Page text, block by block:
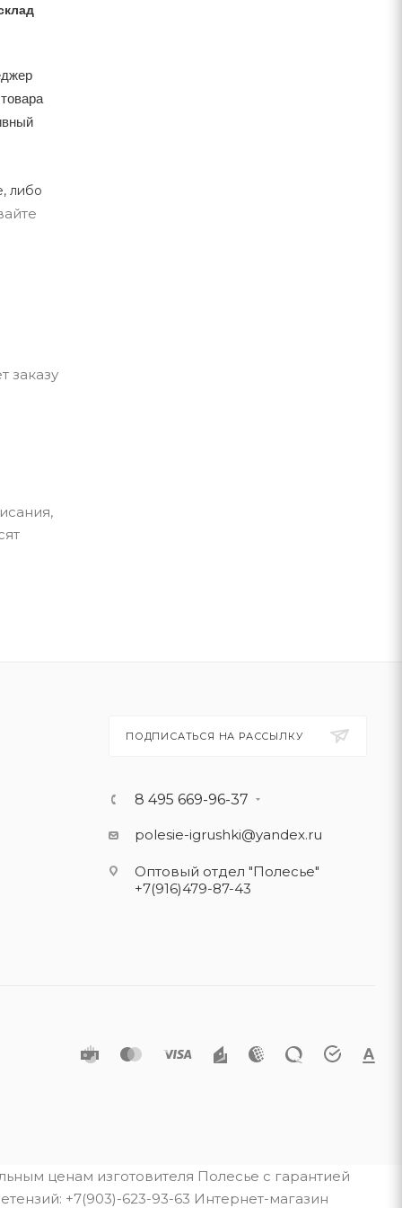
либо
заказу
ПОДПИСАТЬСЯ НА РАССЫЛКУ
8 495 669-96-37
polesie-igrushki@yandex.ru
Оптовый отдел "Полесье"
+7(916)479-87-43
ценам изготовителя Полесье с гарантией
+7(903)-623-93-63 Интернет-магазин